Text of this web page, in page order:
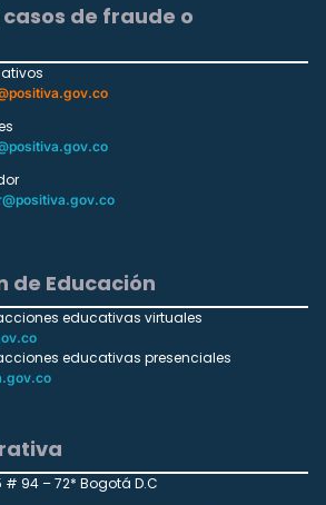
de fraude o
de Educación
educativas virtuales
educativas presenciales
# 94 – 72* Bogotá D.C